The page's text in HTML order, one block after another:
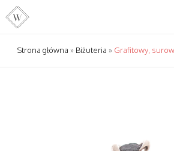
Strona główna » Biżuteria » Grafitowy,